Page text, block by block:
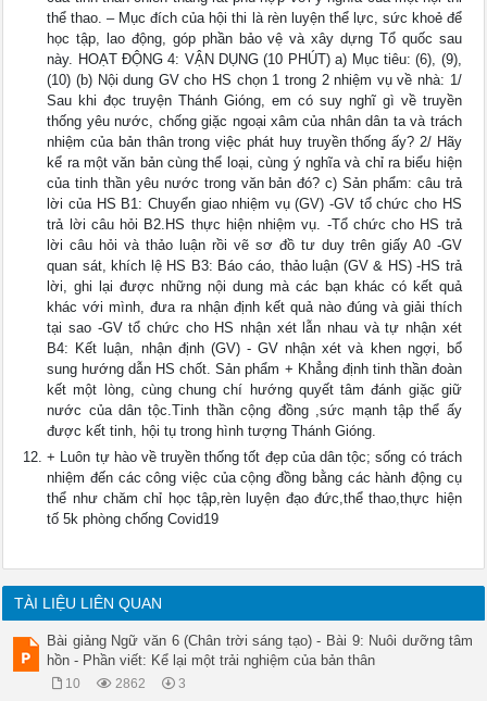
thể thao. – Mục đích của hội thi là rèn luyện thể lực, sức khoẻ để
học tập, lao động, góp phần bảo vệ và xây dựng Tổ quốc sau
này. HOẠT ĐỘNG 4: VẬN DỤNG (10 PHÚT) a) Mục tiêu: (6), (9),
(10) (b) Nội dung GV cho HS chọn 1 trong 2 nhiệm vụ về nhà: 1/
Sau khi đọc truyện Thánh Gióng, em có suy nghĩ gì về truyền
thống yêu nước, chống giặc ngoại xâm của nhân dân ta và trách
nhiệm của bản thân trong việc phát huy truyền thống ấy? 2/ Hãy
kể ra một văn bản cùng thể loại, cùng ý nghĩa và chỉ ra biểu hiện
của tinh thần yêu nước trong văn bản đó? c) Sản phẩm: câu trả
lời của HS B1: Chuyển giao nhiệm vụ (GV) -GV tổ chức cho HS
trả lời câu hỏi B2.HS thực hiện nhiệm vụ. -Tổ chức cho HS trả
lời câu hỏi và thảo luận rồi vẽ sơ đồ tư duy trên giấy A0 -GV
quan sát, khích lệ HS B3: Báo cáo, thảo luận (GV & HS) -HS trả
lời, ghi lại được những nội dung mà các bạn khác có kết quả
khác với mình, đưa ra nhận định kết quả nào đúng và giải thích
tại sao -GV tổ chức cho HS nhận xét lẫn nhau và tự nhận xét
B4: Kết luận, nhận định (GV) - GV nhận xét và khen ngợi, bổ
sung hướng dẫn HS chốt. Sản phẩm + Khẳng định tinh thần đoàn
kết một lòng, cùng chung chí hướng quyết tâm đánh giặc giữ
nước của dân tộc.Tinh thần cộng đồng ,sức mạnh tập thể ấy
được kết tinh, hội tụ trong hình tượng Thánh Gióng.
+ Luôn tự hào về truyền thống tốt đẹp của dân tộc; sống có trách
nhiệm đến các công việc của cộng đồng bằng các hành động cụ
thể như chăm chỉ học tập,rèn luyện đạo đức,thể thao,thực hiện
tố 5k phòng chống Covid19
TÀI LIỆU LIÊN QUAN
Bài giảng Ngữ văn 6 (Chân trời sáng tạo) - Bài 9: Nuôi dưỡng tâm
hồn - Phần viết: Kể lại một trải nghiệm của bản thân
10 2862 3